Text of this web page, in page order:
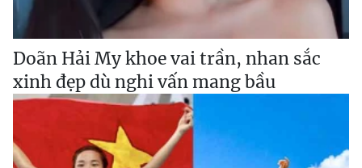
Doãn Hải My khoe vai trần, nhan sắc
xinh đẹp dù nghi vấn mang bầu